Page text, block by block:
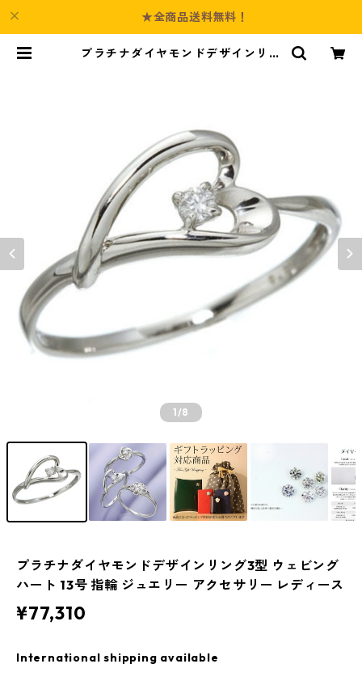
★全商品送料無料！
プラチナダイヤモンドデザインリン
1/8
プラチナダイヤモンドデザインリング3型 ウェビング
ハート 13号 指輪 ジュエリー アクセサリー レディース
¥77,310
International shipping available